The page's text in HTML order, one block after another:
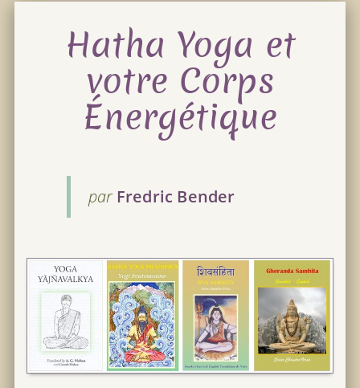
Hatha Yoga et
votre Corps
Énergétique
par Fredric Bender